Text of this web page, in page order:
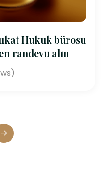
Hukuk bürosu
randevu alın